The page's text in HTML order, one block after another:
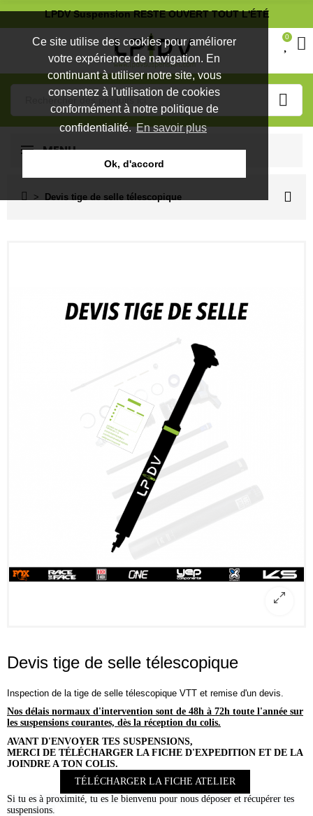
Ce site utilise des cookies pour améliorer
votre expérience de navigation. En
continuant à utiliser notre site, vous
consentez à l'utilisation de cookies
conformément à notre politique de
confidentialité.En savoir plus
Ok, d'accord
LPDV Suspension RESTE OUVERT TOUT L'ÉTÉ
0
MENU
Devis tige de selle télescopique
Devis tige de selle télescopique
Inspection de la tige de selle télescopique VTT et remise d'un devis.
Nos délais normaux d'intervention sont de 48h à 72h toute l'année sur
les suspensions courantes, dès la réception du colis.
AVANT D'ENVOYER TES SUSPENSIONS,
MERCI DE TÉLÉCHARGER LA FICHE D'EXPEDITION ET DE LA
JOINDRE A TON COLIS.
TÉLÉCHARGER LA FICHE ATELIER
Si tu es à proximité, tu es le bienvenu pour nous déposer et récupérer tes
suspensions.